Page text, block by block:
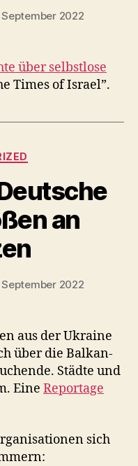
2022
über selbstlose
Times of Israel”.
an
2022
aus der Ukraine
über die Balkan-
Städte und
Eine Reportage
sich